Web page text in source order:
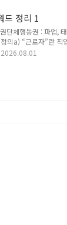
률마다 규정 방식과 강
차..
법, 직업안정법, 고용
은 근로자가 일자리를
으며, 실직했을 때 다
구체적 조항들이다.
직업능력개발훈련의
드 정리 1
단체행동권 : 파업,
a) “근로자”란 직
이나 사업장에 근로
떠한 명칭으로든지
2026.08.01